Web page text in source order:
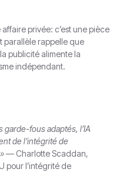
affaire privée: c’est une pièce
parallèle rappelle que
publicité alimente la
indépendant.
garde-fous adaptés, l’IA
de l’intégrité de
— Charlotte Scaddan,
pour l’intégrité de